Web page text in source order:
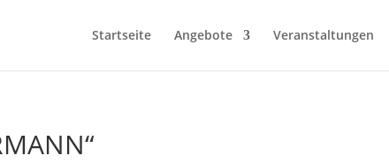
Startseite Angebote Veranstaltungen